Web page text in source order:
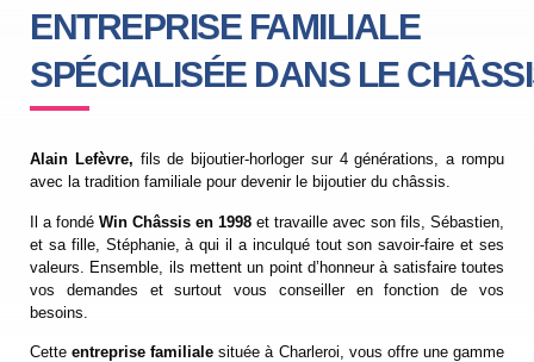
ENTREPRISE FAMILIALE
SPÉCIALISÉE DANS LE
Alain Lefèvre, fils de bijoutier-horloger sur 4 générations, a rompu
avec la tradition familiale pour devenir le bijoutier du châssis.
Il a fondé Win Châssis en 1998 et travaille avec son fils, Sébastien,
et sa fille, Stéphanie, à qui il a inculqué tout son savoir-faire et ses
valeurs. Ensemble, ils mettent un point d’honneur à satisfaire toutes
vos demandes et surtout vous conseiller en fonction de vos
besoins.
Cetteentreprise familiale située à Charleroi, vous offre une gamme